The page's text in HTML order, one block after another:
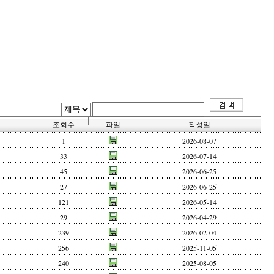
조회수 파일
작성일
1
2026-08-07
33
2026-07-14
45
2026-06-25
27
2026-06-25
121
2026-05-14
29
2026-04-29
239
2026-02-04
256
2025-11-05
240
2025-08-05